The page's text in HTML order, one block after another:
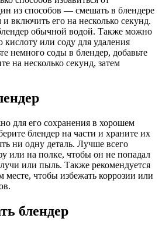
из способов — смешать в блендере
включить его на несколько секунд.
обычной водой. Также можно
или соду для удаления
немного соды в блендер, добавьте
на несколько секунд, затем
для его сохранения в хорошем
блендер на части и храните их
ни одну деталь. Лучше всего
или на полке, чтобы он не попадал
или пыль. Также рекомендуется
месте, чтобы избежать коррозии или
блендер